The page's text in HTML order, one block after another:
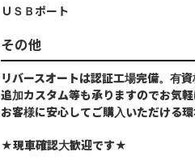
ＵＳＢポート
その他
リバースオートは認証工場完備。有
追加カスタム等も承りますのでお気軽
お客様に安心してご購入いただける環
★現車確認大歓迎です★